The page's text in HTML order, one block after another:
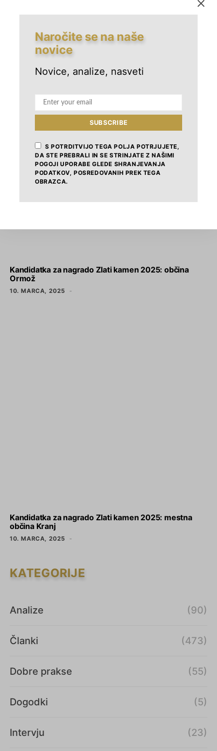
občina Ptuj
10. MARCA, 2025
Kandidatka za nagrado Zlati kamen 2025: občina
Ormož
10. MARCA, 2025
Kandidatka za nagrado Zlati kamen 2025: mestna
občina Kranj
10. MARCA, 2025
KATEGORIJE
Analize (90)
Članki (473)
Dobre prakse (55)
Dogodki (5)
Intervju (23)
Naročite se na naše
novice
Novice, analize, nasveti
SUBSCRIBE
S POTRDITVIJO TEGA POLJA POTRJUJETE,
DA STE PREBRALI IN SE STRINJATE Z NAŠIMI
POGOJI UPORABE GLEDE SHRANJEVANJA
PODATKOV, POSREDOVANIH PREK TEGA
OBRAZCA.